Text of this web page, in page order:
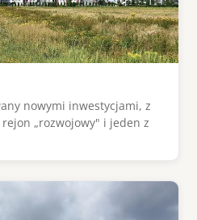
nowymi inwestycjami, z
„rozwojowy" i jeden z